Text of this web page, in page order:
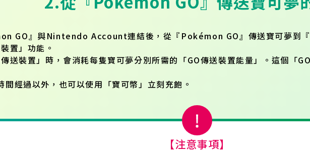
GO』與Nintendo Account連結後，從『Pokémon GO』傳送寶可夢到
置」功能。
送裝置」時，會消耗每隻寶可夢分別所需的「GO傳送裝置能量」。這個「
間經過以外，也可以使用「寶可幣」立刻充飽。
【注意事項】